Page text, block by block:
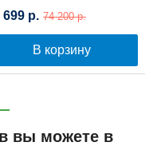
р. 74 200 р.
В корзину
вы можете в